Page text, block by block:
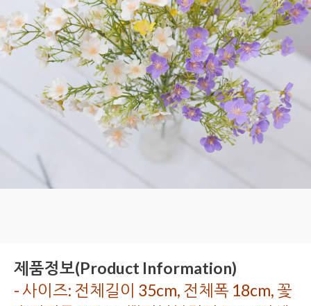
제품정보(Product Information)
- 사이즈: 전체길이 35cm, 전체폭 18cm, 꽃